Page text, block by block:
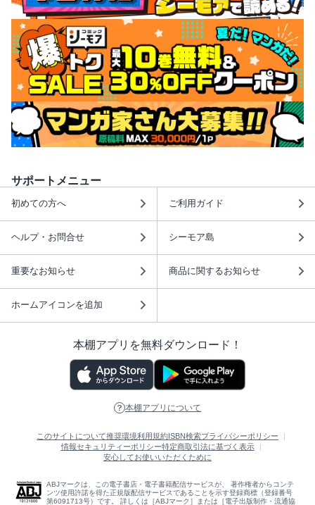
サポートメニュー
初めての方へ ご利用ガイド
ヘルプ・お問合せ シーモア島
重要なお知らせ 商品に関するお知らせ
ホームアイコンを追加
本棚アプリを無料ダウンロード！
本棚アプリについて
このサイトについて推奨環境利用規約 ISBN検索プライバシーポリシー
情報セキュリティーポリシー特定商取引法に基づく表示
安心してお使いいただくために
ABJマークは、この電子書店・電子書籍配信サービスが、 著作権者からコンテ
ンツ使用許諾を得た正規版配信サービスであることを示す登録商標（登録番号
第6091713号）です。 詳しくは［ABJマーク］または［電子出版制作・流通協